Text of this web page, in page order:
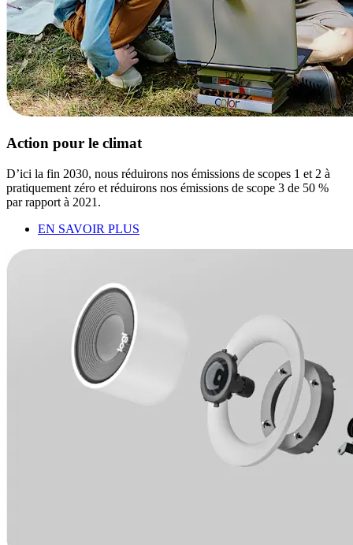
Action pour le climat
D’ici la fin 2030, nous réduirons nos émissions de scopes 1 et 2 à
pratiquement zéro et réduirons nos émissions de scope 3 de 50 %
par rapport à 2021.
EN SAVOIR PLUS